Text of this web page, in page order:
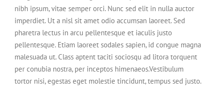
nibh ipsum, vitae semper orci. Nunc sed elit in nulla auctor
imperdiet. Ut a nisl sit amet odio accumsan laoreet. Sed
pharetra lectus in arcu pellentesque et iaculis justo
pellentesque. Etiam laoreet sodales sapien, id congue magna
malesuada ut. Class aptent taciti sociosqu ad litora torquent
per conubia nostra, per inceptos himenaeos.Vestibulum
tortor nisi, egestas eget molestie tincidunt, tempus sed justo.